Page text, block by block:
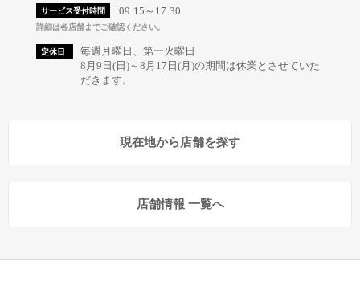
サービス受付時間 09:15～17:30
詳細は各店舗までご確認ください。
定休日
毎週月曜日、第一火曜日
8月9日(日)～8月17日(月)の期間は休業とさせていた
だきます。
現在地から店舗を探す
店舗情報 一覧へ